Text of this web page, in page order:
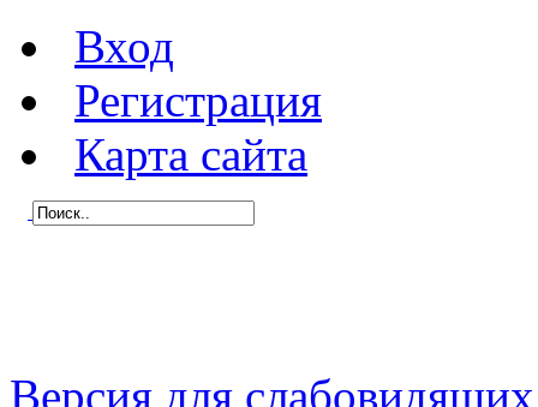
Вход
Регистрация
Карта сайта
Версия для слабовидящих